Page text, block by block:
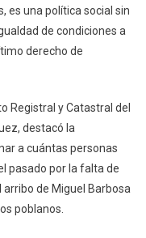
es una política social sin
de condiciones a
derecho de
Registral y Catastral del
destacó la
a cuántas personas
pasado por la falta de
de Miguel Barbosa
poblanos.